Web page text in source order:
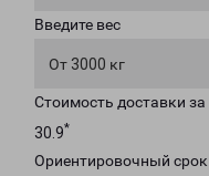
Введите вес
От 3000 кг
Стоимость доставки
30.9*
Ориентировочный срок